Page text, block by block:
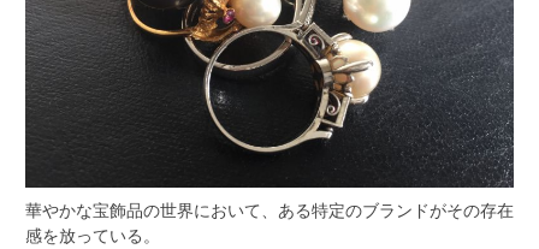
華やかな宝飾品の世界において、ある特定のブランドがその存在
感を放っている。